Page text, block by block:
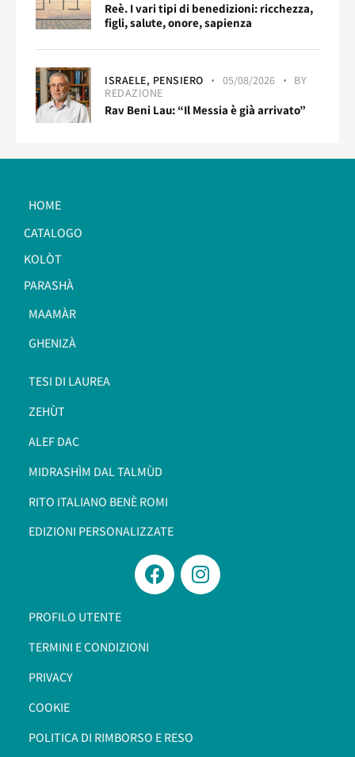
Reè. I vari tipi di benedizioni: ricchezza,
figli, salute, onore, sapienza
ISRAELE, PENSIERO 05/08/2026
BY
REDAZIONE
Rav Beni Lau: “Il Messia è già arrivato”
HOME
CATALOGO
KOLÒT
PARASHÀ
MAAMÀR
GHENIZÀ
TESI DI LAUREA
ZEHÙT
ALEF DAC
MIDRASHÌM DAL TALMÙD
RITO ITALIANO BENÈ ROMI​
EDIZIONI PERSONALIZZATE
PROFILO UTENTE
TERMINI E CONDIZIONI
PRIVACY
COOKIE
POLITICA DI RIMBORSO E RESO